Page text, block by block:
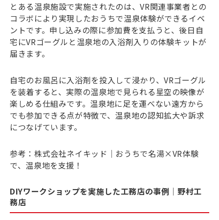
とある温泉施設で実施されたのは、VR関連事業者との
コラボにより実現したおうちで温泉体験ができるイベ
ントです。申し込みの際に参加費を支払うと、後日自
宅にVRゴーグルと温泉地の入浴剤入りの体験キットが
届きます。
自宅のお風呂に入浴剤を投入して浸かり、VRゴーグル
を装着すると、実際の温泉地で見られる星空の映像が
楽しめる仕組みです。温泉地に足を運べない遠方から
でも参加できる点が特徴で、温泉地の認知拡大や訴求
につなげています。
参考： 株式会社ネイキッド｜おうちで名湯×VR体験
で、温泉地を支援！
DIYワークショップを実施した工務店の事例｜野村工
務店